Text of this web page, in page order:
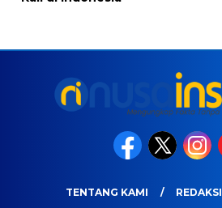
TENTANG KAMI REDAKSI